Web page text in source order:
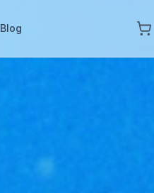
Blog